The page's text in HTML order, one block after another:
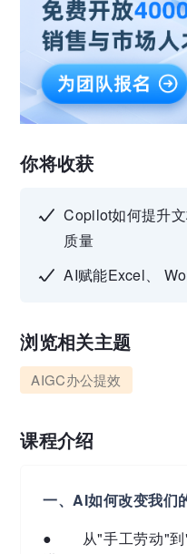
🔥精选10门AI王牌课
成为
三节课X工信部AI岗
你将收获
Copilot如何提升
质量
AI赋能Excel、
浏览相关主题
AIGC办公提效
课程介绍
一、AI如何改变我们
● 从"手工劳动"到"